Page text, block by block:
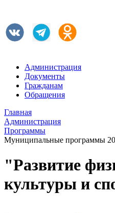
Администрация
Документы
Гражданам
Обращения
Главная
Администрация
Программы
Муниципальные программы
"Развитие
культуры и